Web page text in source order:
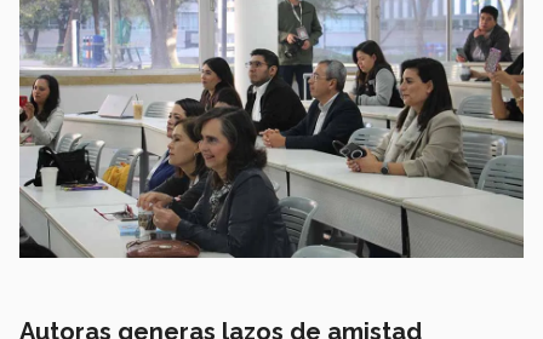
Autoras generas lazos de amistad